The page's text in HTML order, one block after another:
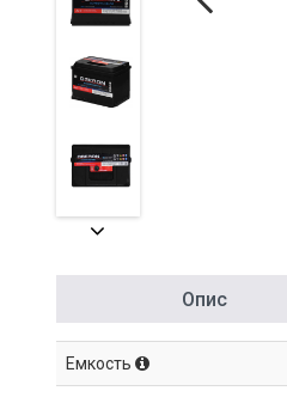
Опис
Емкость